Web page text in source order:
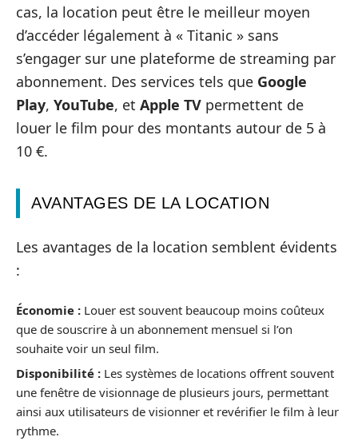
cas, la location peut être le meilleur moyen
d’accéder légalement à « Titanic » sans
s’engager sur une plateforme de streaming par
abonnement. Des services tels que Google
Play, YouTube, et Apple TV permettent de
louer le film pour des montants autour de 5 à
10 €.
AVANTAGES DE LA LOCATION
Les avantages de la location semblent évidents
:
Économie : Louer est souvent beaucoup moins coûteux
que de souscrire à un abonnement mensuel si l’on
souhaite voir un seul film.
Disponibilité : Les systèmes de locations offrent souvent
une fenêtre de visionnage de plusieurs jours, permettant
ainsi aux utilisateurs de visionner et revérifier le film à leur
rythme.